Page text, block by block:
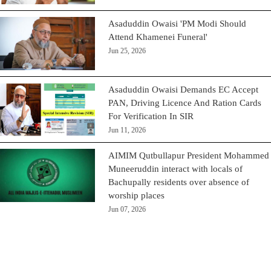
Asaduddin Owaisi 'PM Modi Should
Attend Khamenei Funeral'
Jun 25, 2026
Asaduddin Owaisi Demands EC Accept
PAN, Driving Licence And Ration Cards
For Verification In SIR
Jun 11, 2026
AIMIM Qutbullapur President Mohammed
Muneeruddin interact with locals of
Bachupally residents over absence of
worship places
Jun 07, 2026